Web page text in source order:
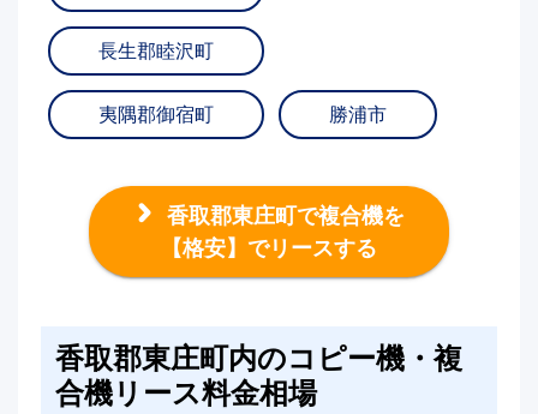
長生郡睦沢町
夷隅郡御宿町 勝浦市
香取郡東庄町で複合機を
【格安】でリースする
香取郡東庄町内のコピー機・複
合機リース料金相場